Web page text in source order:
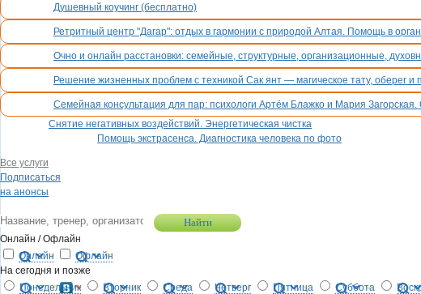
Душевный коучинг (бесплатно)
Ретритный центр "Дагар": отдых в гармонии с природой Алтая. Помощь в
Очно и онлайн расстановки: семейные, структурные, организационные,
Решение жизненных проблем с техникой Сак янт — магическое тату, оберег и
Семейная консультация для пар: психологи Артём Блажко и Мария
Снятие негативных воздействий. Энергетическая чистка
Помощь экстрасенса. Диагностика человека по фото
Все услуги
Подписаться
на анонсы
Найти
Онлайн /Офлайн
Онлайн
Офлайн
На сегодня и позже
Понедельник
Вторник Среда Четверг Пятница Суббота